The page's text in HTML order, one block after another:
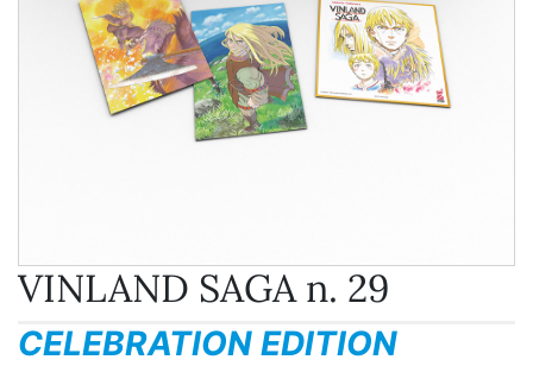
VINLAND SAGA n. 29
CELEBRATION EDITION